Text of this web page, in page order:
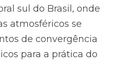
sul do Brasil, onde
atmosféricos se
de convergência
para a prática do